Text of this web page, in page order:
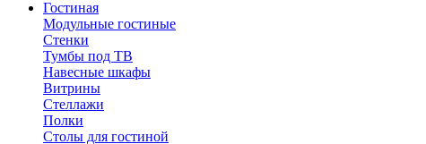
Гостиная
Модульные гостиные
Стенки
Тумбы под ТВ
Навесные шкафы
Витрины
Стеллажи
Полки
Столы для гостиной